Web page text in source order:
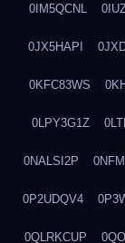
0IM5QCNL
0JX5HAPI
0KFC83WS
0LPY3G1Z
0NALSI2P
0P2UDQV4
0QLRKCUP